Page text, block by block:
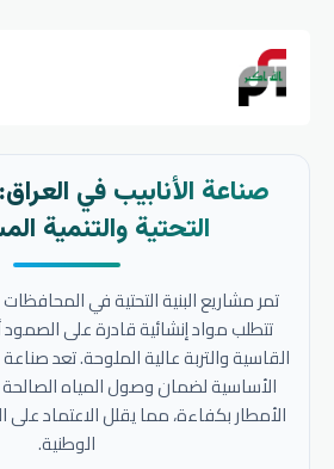
صناعة الأنابيب في
التحتية والتنمية
تمر مشاريع البنية التحتية في
تتطلب مواد إنشائية قادرة على
القاسية والتربة عالية الملوحة. تعد صناعة
الأساسية لضمان وصول المياه
الأمطار بكفاءة، مما يقلل الاعتماد على
الوطنية.